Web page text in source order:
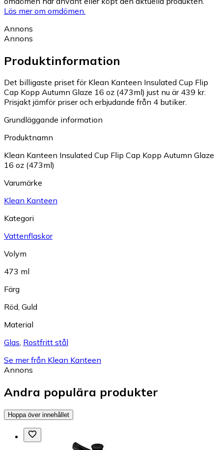
Läs mer om omdömen.
Annons
Annons
Produktinformation
Det billigaste priset för Klean Kanteen Insulated Cup Flip
Cap Kopp Autumn Glaze 16 oz (473ml) just nu är 439 kr.
Prisjakt jämför priser och erbjudande från 4 butiker.
Grundläggande information
Produktnamn
Klean Kanteen Insulated Cup Flip Cap Kopp Autumn Glaze
16 oz (473ml)
Varumärke
Klean Kanteen
Kategori
Vattenflaskor
Volym
473 ml
Färg
Röd, Guld
Material
Glas, Rostfritt stål
Se mer från Klean Kanteen
Annons
Andra populära produkter
Hoppa över innehållet